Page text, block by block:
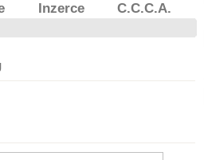
Inzerce C.C.C.A.